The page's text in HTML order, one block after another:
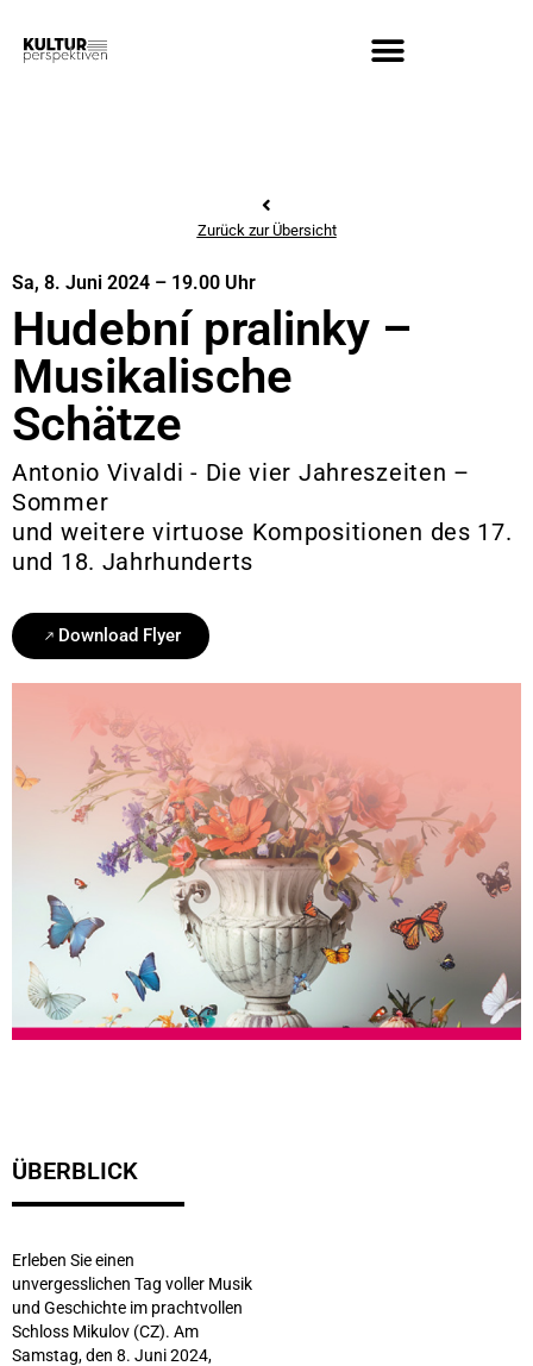
Zurück zur Übersicht
Sa, 8. Juni 2024 – 19.00 Uhr
Hudební pralinky –
Musikalische
Schätze
Antonio Vivaldi - Die vier Jahreszeiten –
Sommer
und weitere virtuose Kompositionen des 17.
und 18. Jahrhunderts
Download Flyer
ÜBERBLICK
Erleben Sie einen
unvergesslichen Tag voller Musik
und Geschichte im prachtvollen
Schloss Mikulov (CZ). Am
Samstag, den 8. Juni 2024,